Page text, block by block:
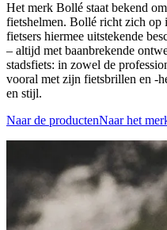
Het merk Bollé staat bekend
fietshelmen. Bollé richt zich op
fietsers hiermee uitstekende
– altijd met baanbrekende
stadsfiets: in zowel de
vooral met zijn fietsbrillen en -
en stijl.
Naar de productenNaar het